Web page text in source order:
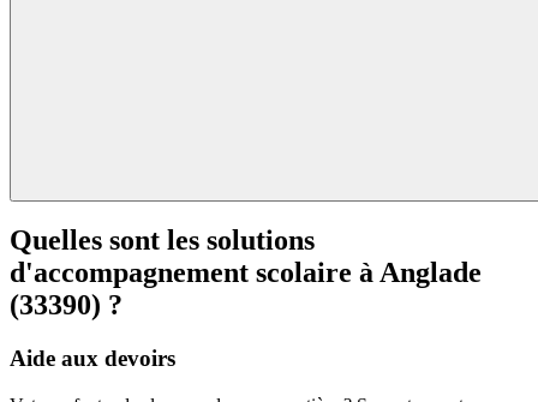
Quelles sont les solutions
d'accompagnement scolaire àAnglade
(33390) ?
Aide aux devoirs